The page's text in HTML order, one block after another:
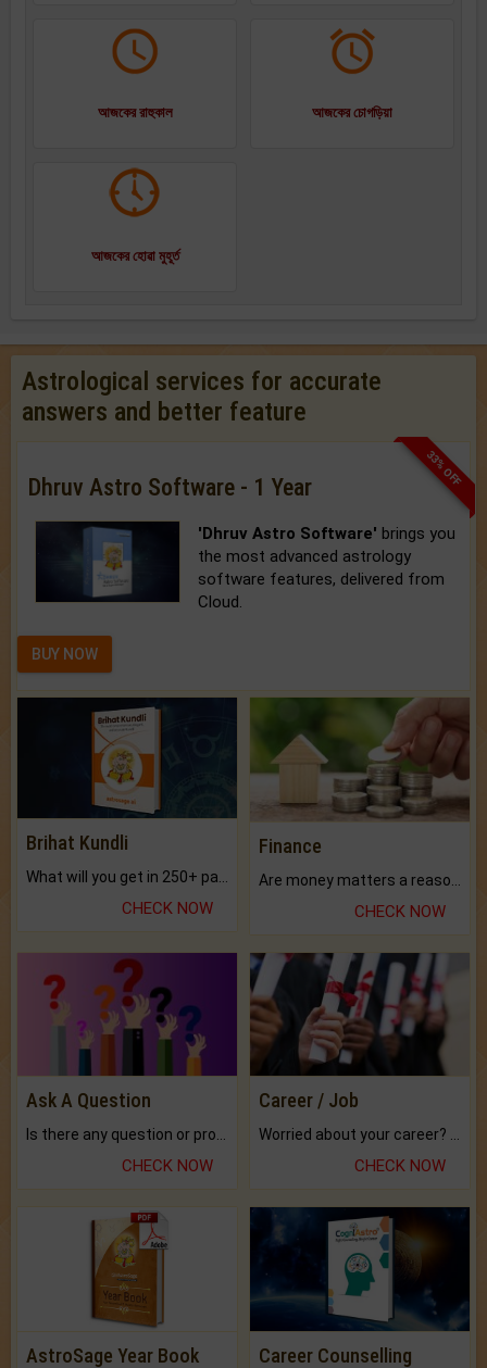
আজকের রাহুকাল আজকের চোগড়িয়া
আজকের হোৱা মুহূর্ত
Astrological services for accurate
answers and better feature
33% OFF
Dhruv Astro Software - 1 Year
'Dhruv Astro Software' brings you
the most advanced astrology
software features, delivered from
Cloud.
BUY NOW
Brihat Kundli
CHECK NOW
Finance
CHECK NOW
Ask A Question
CHECK NOW
Career / Job
CHECK NOW
AstroSage Year Book Career Counselling